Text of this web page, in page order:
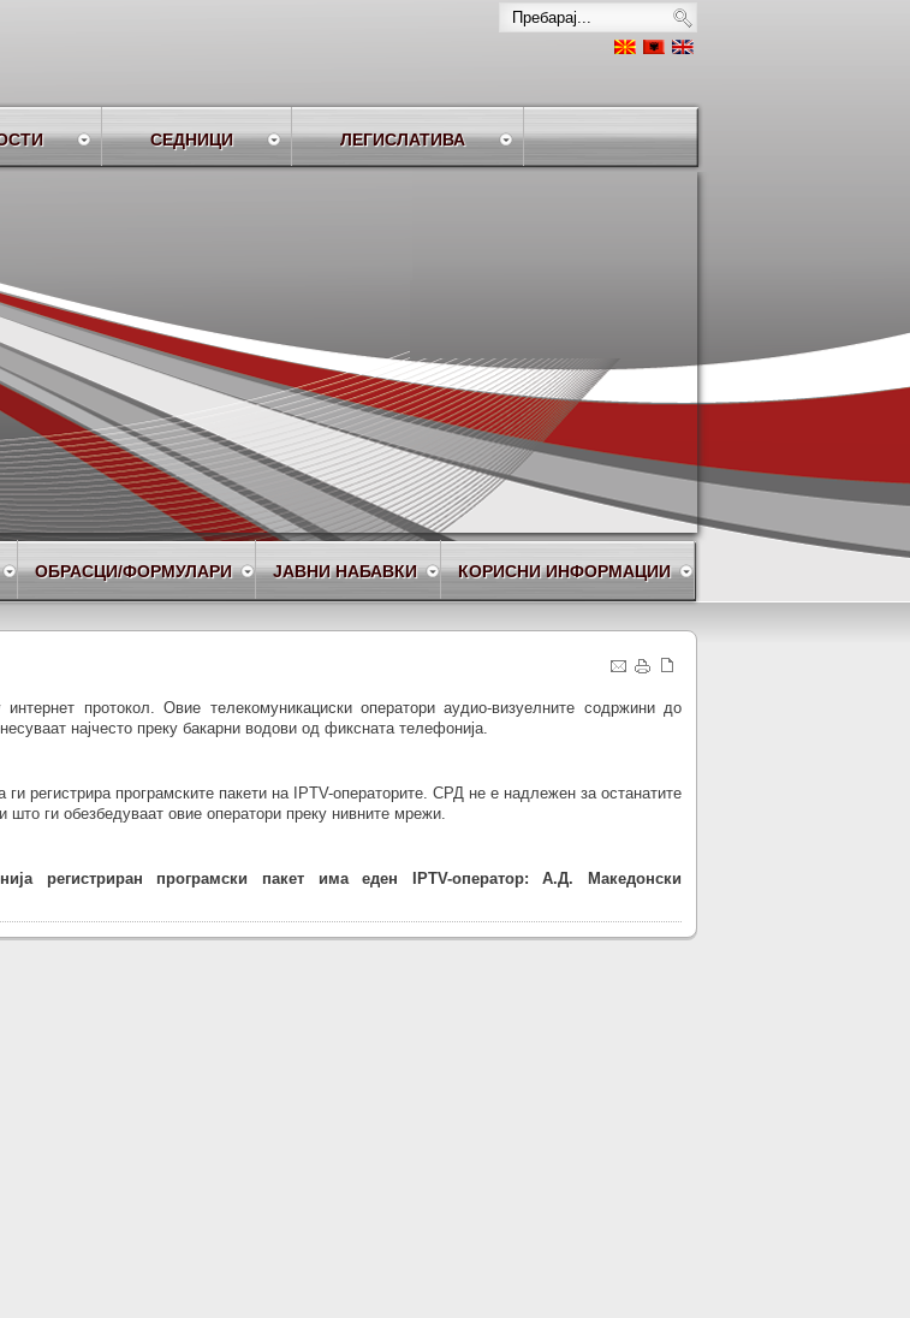
СЕДНИЦИ ЛЕГИСЛАТИВА
ОБРАСЦИ/ФОРМУЛАРИ ЈАВНИ НАБАВКИ КОРИСНИ ИНФОРМАЦИИ
интернет протокол. Овие телекомуникациски оператори аудио-визуелните содржини до
најчесто преку бакарни водови од фиксната телефонија.
ги регистрира програмските пакети на IPTV-операторите. СРД не е надлежен за останатите
што ги обезбедуваат овие оператори преку нивните мрежи.
регистриран програмски пакет има еден IPTV-оператор: А.Д. Македонски